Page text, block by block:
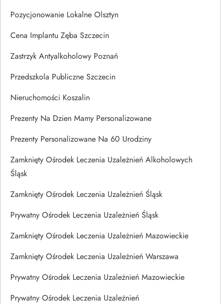
Pozycjonowanie Lokalne Olsztyn
Cena Implantu Zęba Szczecin
Zastrzyk Antyalkoholowy Poznań
Przedszkola Publiczne Szczecin
Nieruchomości Koszalin
Prezenty Na Dzien Mamy Personalizowane
Prezenty Personalizowane Na 60 Urodziny
Zamknięty Ośrodek Leczenia Uzależnień Alkoholowych
Śląsk
Zamknięty Ośrodek Leczenia Uzależnień Śląsk
Prywatny Ośrodek Leczenia Uzależnień Śląsk
Zamknięty Ośrodek Leczenia Uzależnień Mazowieckie
Zamknięty Ośrodek Leczenia Uzależnień Warszawa
Prywatny Ośrodek Leczenia Uzależnień Mazowieckie
Prywatny Ośrodek Leczenia Uzależnień